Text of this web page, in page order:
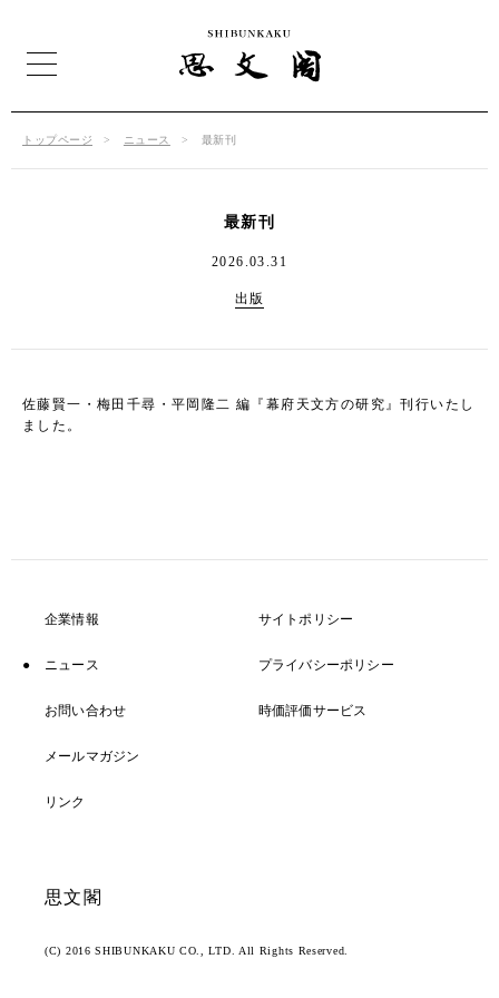
トップページ ニュース 最新刊
最新刊
2026.03.31
出版
佐藤賢一・梅田千尋・平岡隆二 編『幕府天文方の研究』刊行いたし
ました。
企業情報
ニュース
お問い合わせ
メールマガジン
リンク
サイトポリシー
プライバシーポリシー
時価評価サービス
思文閣
(C) 2016 SHIBUNKAKU CO., LTD. All Rights Reserved.